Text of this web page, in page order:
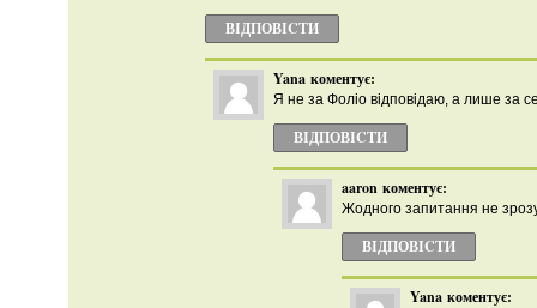
ВІДПОВІCТИ
Yana коментує:
Я не за Фоліо відповідаю, а лише за
ВІДПОВІCТИ
aaron коментує:
Жодного запитання не
ВІДПОВІCТИ
Yana коментує: